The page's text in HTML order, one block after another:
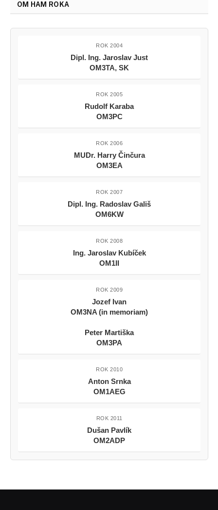
OM HAM ROKA
ROK 2004
Dipl. Ing. Jaroslav Just
OM3TA, SK
ROK 2005
Rudolf Karaba
OM3PC
ROK 2006
MUDr. Harry Činčura
OM3EA
ROK 2007
Dipl. Ing. Radoslav Gališ
OM6KW
ROK 2008
Ing. Jaroslav Kubíček
OM1II
ROK 2009
Jozef Ivan
OM3NA (in memoriam)
Peter Martiška
OM3PA
ROK 2010
Anton Srnka
OM1AEG
ROK 2011
Dušan Pavlík
OM2ADP